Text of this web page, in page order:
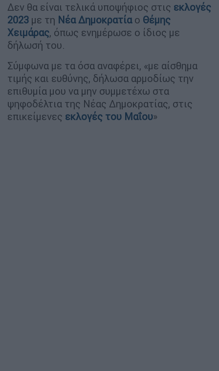
Δεν θα είναι τελικά υποψήφιος στις εκλογές
2023 με τη Νέα Δημοκρατίαο Θέμης
Χειμάρας, όπως ενημέρωσε ο ίδιος με
δήλωσή του.
Σύμφωνα με τα όσα αναφέρει, «με αίσθημα
τιμής και ευθύνης, δήλωσα αρμοδίως την
επιθυμία μου να μην συμμετέχω στα
ψηφοδέλτια της Νέας Δημοκρατίας, στις
επικείμενες εκλογές του Μαΐου»